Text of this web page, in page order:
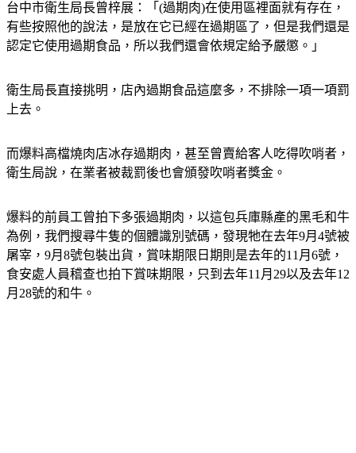
台中市衛生局長曾梓展：「(過期肉)在使用區裡面就有存在，
有些按照他的說法，是放在它已經在過期區了，但是我們還是
認定它使用過期食品，所以我們還會依規定給予嚴懲。」
衛生局長直接挑明，店內過期食品這麼多，不排除一項一項罰
上去。
而爆料高檔燒肉店冰存過期肉，甚至曾賣給客人吃得吹哨者，
衛生局說，在業者被裁罰後也會頒發吹哨者獎金。
爆料的前員工曾拍下多張過期肉，以這包兵庫縣產的黑毛和牛
為例，我們搜尋牛隻的個體識別號碼，發現牠在去年9月4號被
屠宰，9月8號包裝出貨，賞味期限日期則是去年的11月6號，
食安處人員稽查也拍下賞味期限，只到去年11月29以及去年12
月28號的和牛。